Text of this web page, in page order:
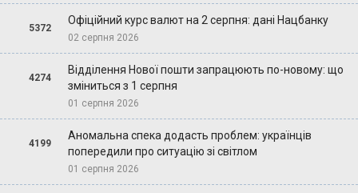
5372
Офіційний курс валют на 2 серпня: дані Нацбанку
02 серпня 2026
4274
Відділення Нової пошти запрацюють по-новому: що
зміниться з 1 серпня
01 серпня 2026
4199
Аномальна спека додасть проблем: українців
попередили про ситуацію зі світлом
01 серпня 2026